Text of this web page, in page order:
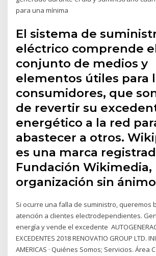
para una mínima
El sistema de
eléctrico comprende
conjunto de medios y
elementos útiles para
consumidores, que
de revertir su
energético a la red
abastecer a otros.
es una marca
Fundación Wikimedia,
organización sin
Si ocurre una falla de suministro, queremos
atención a clientes electrodependientes.
energía y vende el excedente
EXCEDENTES 2018 RENOVATIO GROUP LTD.
AMERICAS · Quiénes Somos; Servicios. Área